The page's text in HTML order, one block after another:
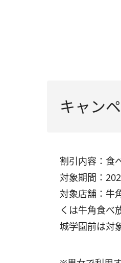
キャン
割引内容：食
対象期間：
対象店舗：牛
くは牛角食べ
城学園前は対